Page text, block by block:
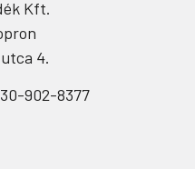
Kft.
4.
902-8377